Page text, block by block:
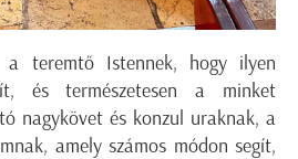
a teremtő Istennek, hogy ilyen
és természetesen a minket
nagykövet és konzul uraknak, a
amely számos módon segít,